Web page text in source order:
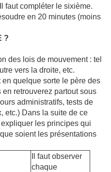
faut compléter le sixième.
en 20 minutes (moins
?
des lois de mouvement : tel
vers la droite, etc.
quelque sorte le père des
retrouverez partout sous
administratifs, tests de
etc.) Dans la suite de ce
les principes qui
soient les présentations
Il faut observer
chaque